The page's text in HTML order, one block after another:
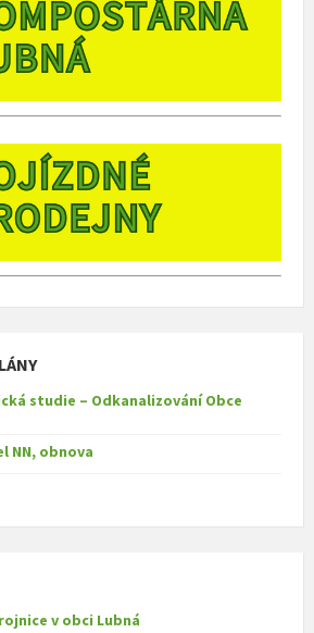
studie – Odkanalizování Obce
NN, obnova
v obci Lubná